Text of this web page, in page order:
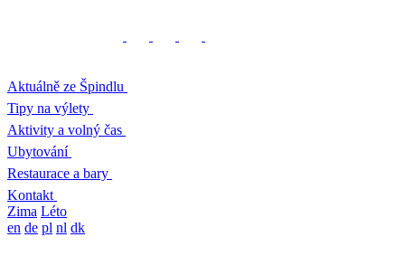
Aktuálně ze Špindlu
Tipy na výlety
Aktivity a volný čas
Ubytování
Restaurace a bary
Kontakt
Zima Léto
en de pl nl dk